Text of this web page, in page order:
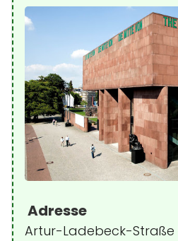
Adresse
Artur-Ladebeck-Straße